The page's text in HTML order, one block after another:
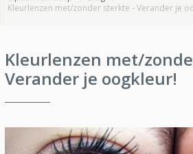
Kleurlenzen met/zonder sterkte - Verander je
Kleurlenzen met/
Verander je oogkleur!